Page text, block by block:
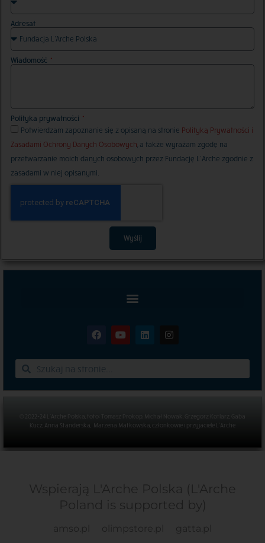
Adresat
Wiadomość
Polityka prywatności
Potwierdzam zapoznanie się z opisaną na stronie Polityką Prywatności i
Zasadami Ochrony Danych Osobowych , a także wyrażam zgodę na
przetwarzanie moich danych osobowych przez Fundację L’Arche zgodnie z
zasadami w niej opisanymi.
Wyślij
© 2022-24 L’Arche Polska, foto: Tomasz Prokop, Michał Nowak, Grzegorz Kotlarz, Gaba
Kucz, Anna Standerska, Marzena Matkowska, członkowie i przyjaciele L’Arche
Wspierają L'Arche Polska (L'Arche
Poland is supported by)
amso.pl olimpstore.pl gatta.pl